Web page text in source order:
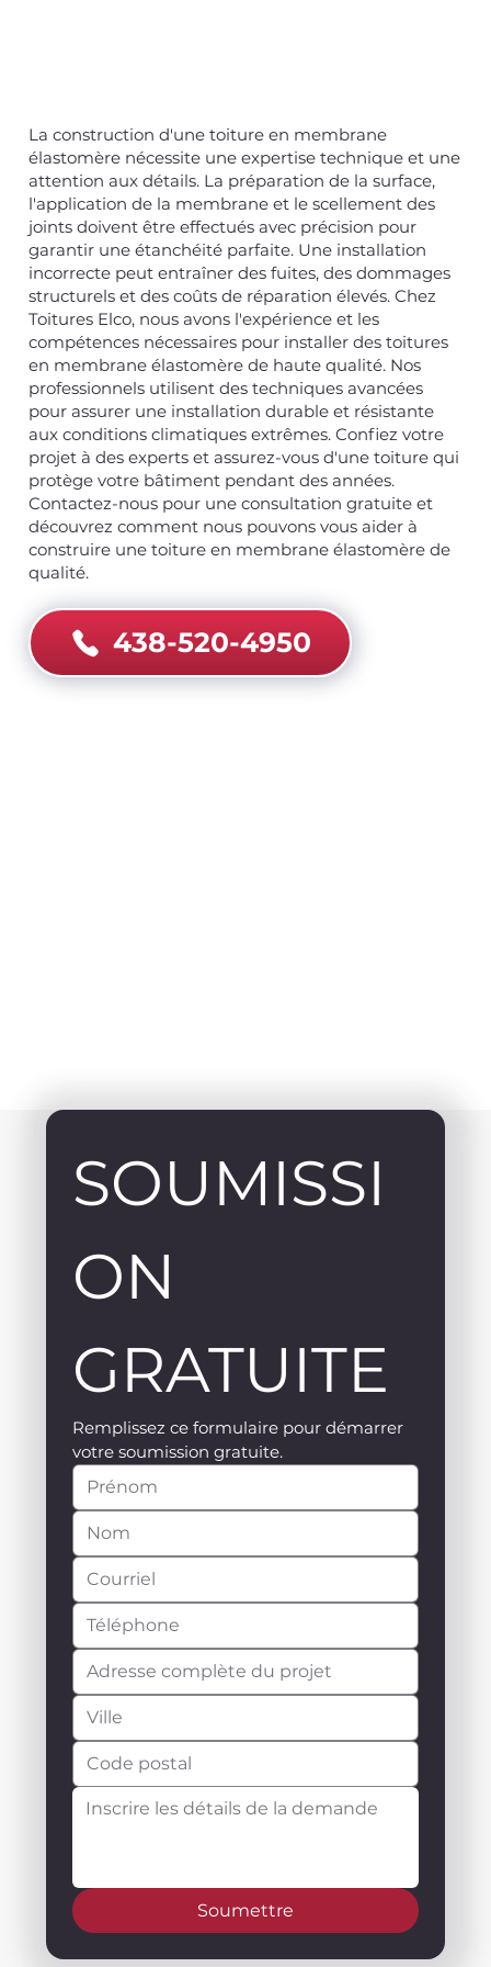
La construction d'une toiture en membrane
élastomère nécessite une expertise technique et une
attention aux détails. La préparation de la surface,
l'application de la membrane et le scellement des
joints doivent être effectués avec précision pour
garantir une étanchéité parfaite. Une installation
incorrecte peut entraîner des fuites, des dommages
structurels et des coûts de réparation élevés. Chez
Toitures Elco, nous avons l'expérience et les
compétences nécessaires pour installer des toitures
en membrane élastomère de haute qualité. Nos
professionnels utilisent des techniques avancées
pour assurer une installation durable et résistante
aux conditions climatiques extrêmes. Confiez votre
projet à des experts et assurez-vous d'une toiture qui
protège votre bâtiment pendant des années.
Contactez-nous pour une consultation gratuite et
découvrez comment nous pouvons vous aider à
construire une toiture en membrane élastomère de
qualité.
438-520-4950
SOUMISSI
ON
GRATUITE
Remplissez ce formulaire pour démarrer
votre soumission gratuite.
Soumettre